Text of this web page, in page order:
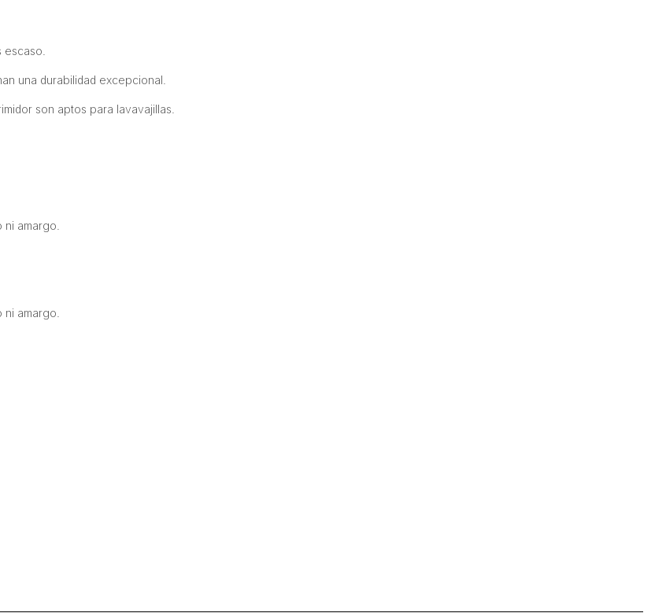
una durabilidad excepcional.
son aptos para lavavajillas.
amargo.
amargo.